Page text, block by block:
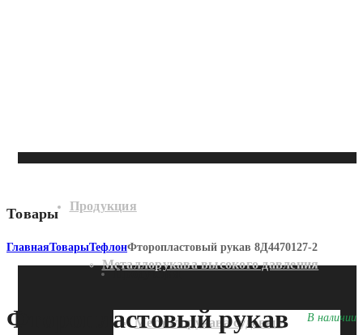
Продукция
Металлорукава высокого давления
Металлорукава судовые
Продукция
Товары
ГлавнаяТоварыТефлонФторопластовый рукав 8Д4470127-2
В наличии
Фторопластовый рукав